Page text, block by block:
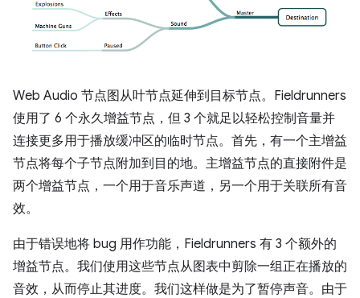
Web Audio 节点图从叶节点延伸到目标节点。Fieldrunners
使用了 6 个永久增益节点，但 3 个就足以轻松控制音量并
连接更多用于播放缓冲区的临时节点。首先，有一个主增益
节点将每个子节点附加到目的地。主增益节点的直接附件是
两个增益节点，一个用于音乐声道，另一个用于关联所有音
效。
由于错误地将 bug 用作功能，Fieldrunners 有 3 个额外的
增益节点。我们使用这些节点从图表中剪除一组正在播放的
音效，从而停止其进度。我们这样做是为了暂停声音。由于